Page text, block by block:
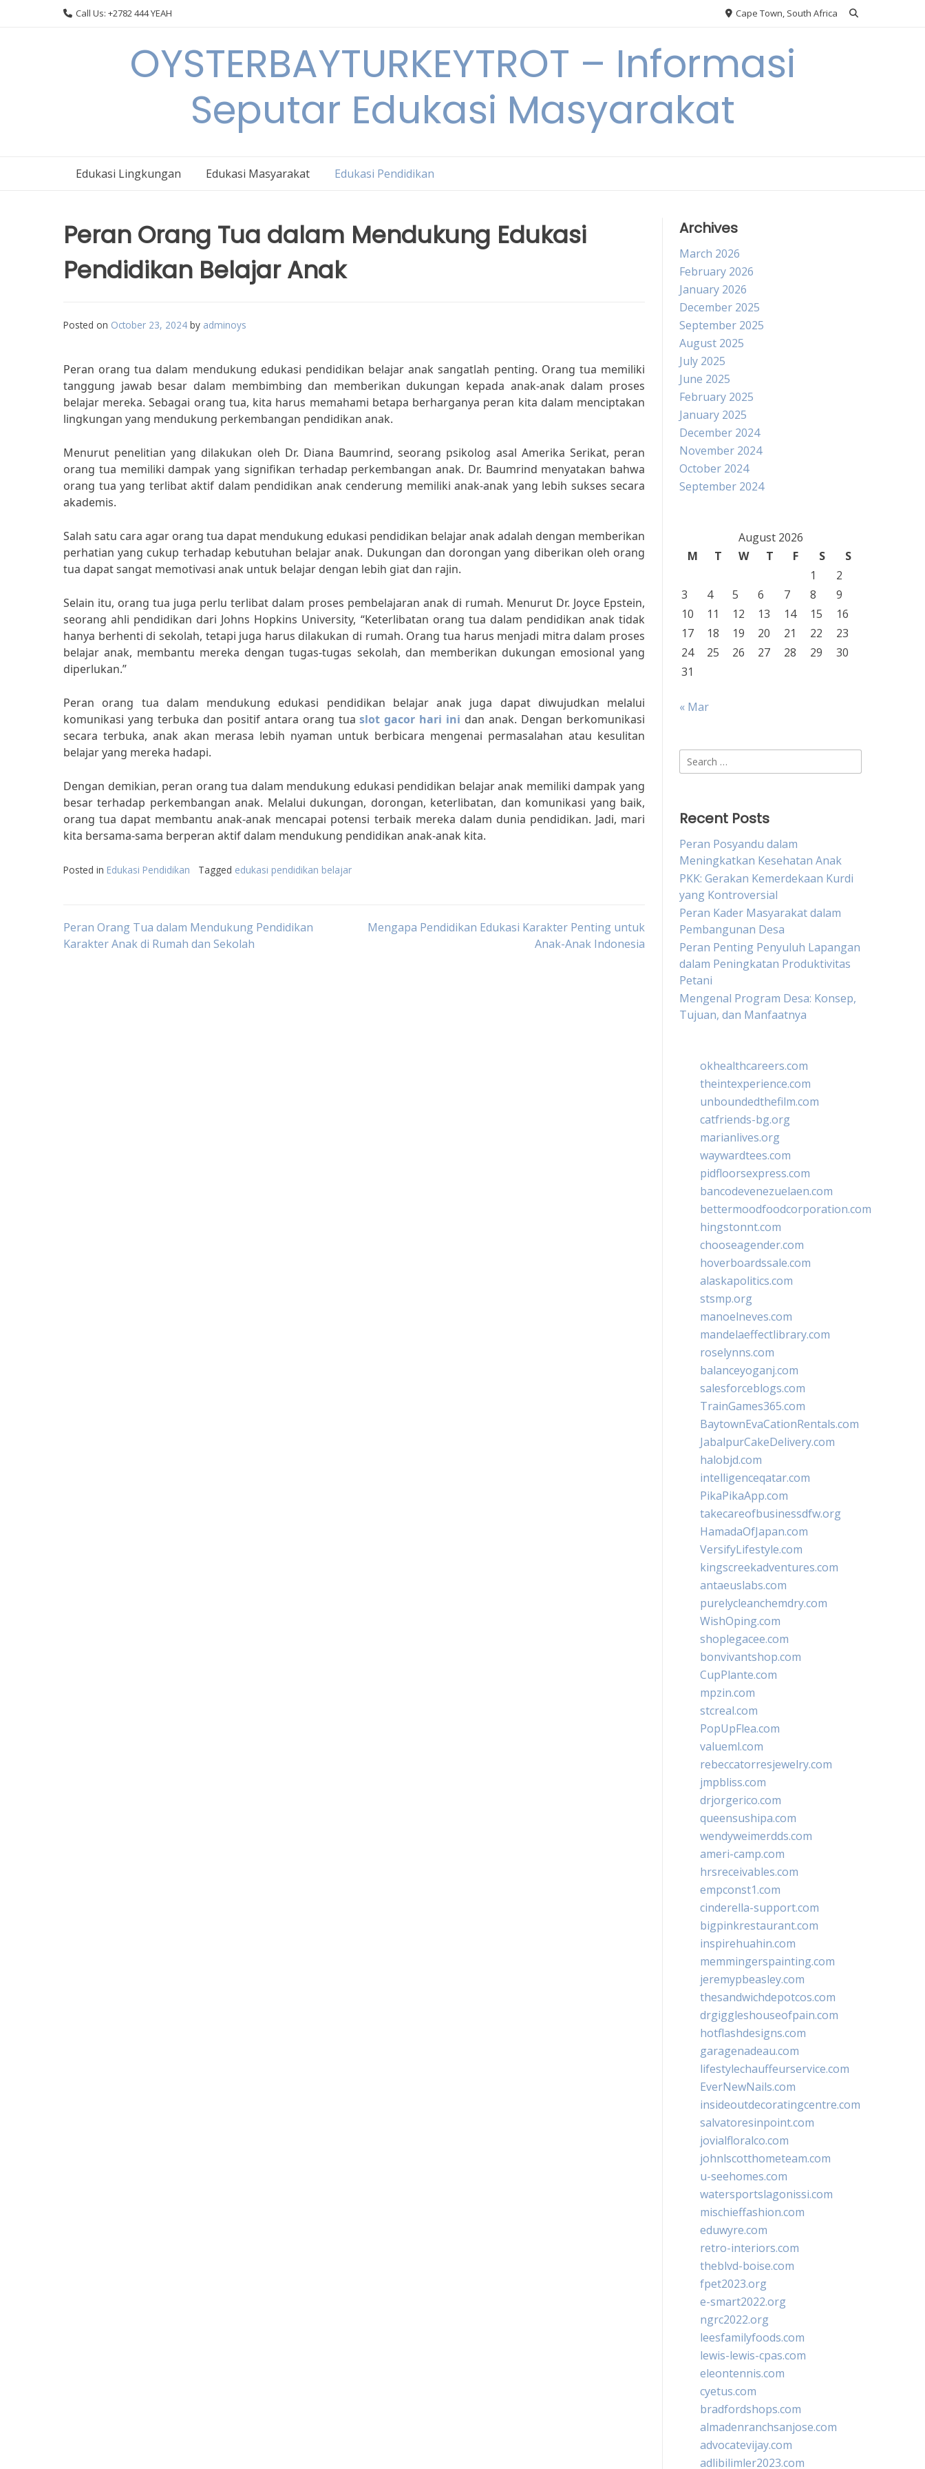
Call Us: +2782 444 YEAH Cape Town, South Africa
OYSTERBAYTURKEYTROT – Informasi
Seputar Edukasi Masyarakat
Edukasi Lingkungan Edukasi Masyarakat Edukasi Pendidikan
Peran Orang Tua dalam Mendukung Edukasi
Pendidikan Belajar Anak
Posted on October 23, 2024 by adminoys
Peran orang tua dalam mendukung edukasi pendidikan belajar anak sangatlah penting. Orang tua memiliki
tanggung jawab besar dalam membimbing dan memberikan dukungan kepada anak-anak dalam proses
belajar mereka. Sebagai orang tua, kita harus memahami betapa berharganya peran kita dalam menciptakan
lingkungan yang mendukung perkembangan pendidikan anak.
Menurut penelitian yang dilakukan oleh Dr. Diana Baumrind, seorang psikolog asal Amerika Serikat, peran
orang tua memiliki dampak yang signifikan terhadap perkembangan anak. Dr. Baumrind menyatakan bahwa
orang tua yang terlibat aktif dalam pendidikan anak cenderung memiliki anak-anak yang lebih sukses secara
akademis.
Salah satu cara agar orang tua dapat mendukung edukasi pendidikan belajar anak adalah dengan memberikan
perhatian yang cukup terhadap kebutuhan belajar anak. Dukungan dan dorongan yang diberikan oleh orang
tua dapat sangat memotivasi anak untuk belajar dengan lebih giat dan rajin.
Selain itu, orang tua juga perlu terlibat dalam proses pembelajaran anak di rumah. Menurut Dr. Joyce Epstein,
seorang ahli pendidikan dari Johns Hopkins University, “Keterlibatan orang tua dalam pendidikan anak tidak
hanya berhenti di sekolah, tetapi juga harus dilakukan di rumah. Orang tua harus menjadi mitra dalam proses
belajar anak, membantu mereka dengan tugas-tugas sekolah, dan memberikan dukungan emosional yang
diperlukan.”
Peran orang tua dalam mendukung edukasi pendidikan belajar anak juga dapat diwujudkan melalui
komunikasi yang terbuka dan positif antara orang tuaslot gacor hari ini dan anak. Dengan berkomunikasi
secara terbuka, anak akan merasa lebih nyaman untuk berbicara mengenai permasalahan atau kesulitan
belajar yang mereka hadapi.
Dengan demikian, peran orang tua dalam mendukung edukasi pendidikan belajar anak memiliki dampak yang
besar terhadap perkembangan anak. Melalui dukungan, dorongan, keterlibatan, dan komunikasi yang baik,
orang tua dapat membantu anak-anak mencapai potensi terbaik mereka dalam dunia pendidikan. Jadi, mari
kita bersama-sama berperan aktif dalam mendukung pendidikan anak-anak kita.
Posted in Edukasi Pendidikan Tagged edukasi pendidikan belajar
Post
Peran Orang Tua dalam Mendukung Pendidikan
Karakter Anak di Rumah dan Sekolah
Mengapa Pendidikan Edukasi Karakter Penting untuk
Anak-Anak Indonesia
Archives
March 2026
February 2026
January 2026
December 2025
September 2025
August 2025
July 2025
June 2025
February 2025
January 2025
December 2024
November 2024
October 2024
September 2024
August 2026
M
T W T F S
S
1
2
3
4 5 6 7 8
9
10
11 12 13 14 15
16
17
18 19 20 21 22
23
24
25 26 27 28 29
30
31
« Mar
Search
for:
Recent Posts
Peran Posyandu dalam
Meningkatkan Kesehatan Anak
PKK: Gerakan Kemerdekaan Kurdi
yang Kontroversial
Peran Kader Masyarakat dalam
Pembangunan Desa
Peran Penting Penyuluh Lapangan
dalam Peningkatan Produktivitas
Petani
Mengenal Program Desa: Konsep,
Tujuan, dan Manfaatnya
okhealthcareers.com
theintexperience.com
unboundedthefilm.com
catfriends-bg.org
marianlives.org
waywardtees.com
pidfloorsexpress.com
bancodevenezuelaen.com
bettermoodfoodcorporation.com
hingstonnt.com
chooseagender.com
hoverboardssale.com
alaskapolitics.com
stsmp.org
manoelneves.com
mandelaeffectlibrary.com
roselynns.com
balanceyoganj.com
salesforceblogs.com
TrainGames365.com
BaytownEvaCationRentals.com
JabalpurCakeDelivery.com
halobjd.com
intelligenceqatar.com
PikaPikaApp.com
takecareofbusinessdfw.org
HamadaOfJapan.com
VersifyLifestyle.com
kingscreekadventures.com
antaeuslabs.com
purelycleanchemdry.com
WishOping.com
shoplegacee.com
bonvivantshop.com
CupPlante.com
mpzin.com
stcreal.com
PopUpFlea.com
valueml.com
rebeccatorresjewelry.com
jmpbliss.com
drjorgerico.com
queensushipa.com
wendyweimerdds.com
ameri-camp.com
hrsreceivables.com
empconst1.com
cinderella-support.com
bigpinkrestaurant.com
inspirehuahin.com
memmingerspainting.com
jeremypbeasley.com
thesandwichdepotcos.com
drgiggleshouseofpain.com
hotflashdesigns.com
garagenadeau.com
lifestylechauffeurservice.com
EverNewNails.com
insideoutdecoratingcentre.com
salvatoresinpoint.com
jovialfloralco.com
johnlscotthometeam.com
u-seehomes.com
watersportslagonissi.com
mischieffashion.com
eduwyre.com
retro-interiors.com
theblvd-boise.com
fpet2023.org
e-smart2022.org
ngrc2022.org
leesfamilyfoods.com
lewis-lewis-cpas.com
eleontennis.com
cyetus.com
bradfordshops.com
almadenranchsanjose.com
advocatevijay.com
adlibilimler2023.com